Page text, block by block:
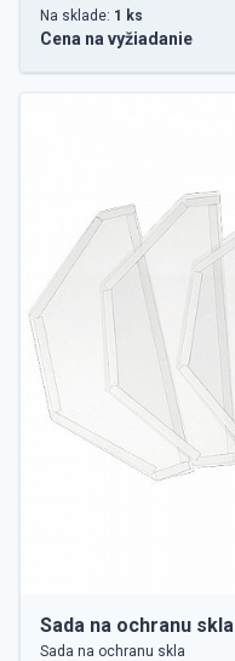
Na sklade: 1 ks
Cena na vyžiadanie
Sada na ochranu skla
Sada na ochranu skla